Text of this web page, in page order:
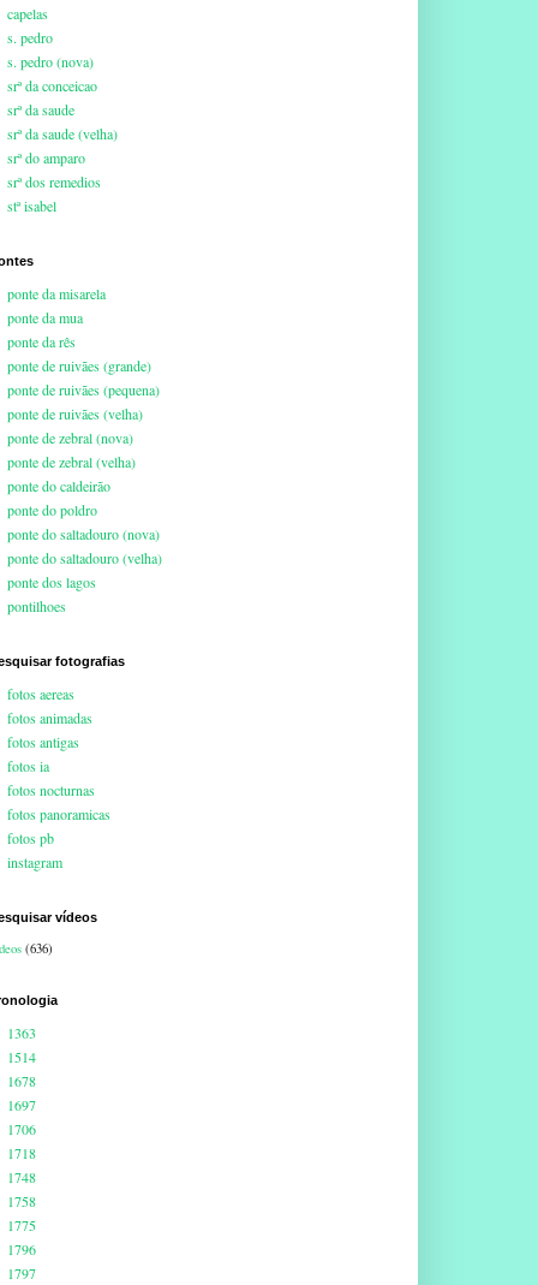
capelas
s. pedro
s. pedro (nova)
srª da conceicao
srª da saude
srª da saude (velha)
srª do amparo
srª dos remedios
stª isabel
ponte da misarela
ponte da mua
ponte da rês
ponte de ruivães (grande)
ponte de ruivães (pequena)
ponte de ruivães (velha)
ponte de zebral (nova)
ponte de zebral (velha)
ponte do caldeirão
ponte do poldro
ponte do saltadouro (nova)
ponte do saltadouro (velha)
ponte dos lagos
pontilhoes
fotografias
fotos aereas
fotos animadas
fotos antigas
fotos ia
fotos nocturnas
fotos panoramicas
fotos pb
instagram
vídeos
(636)
1363
1514
1678
1697
1706
1718
1748
1758
1775
1796
1797